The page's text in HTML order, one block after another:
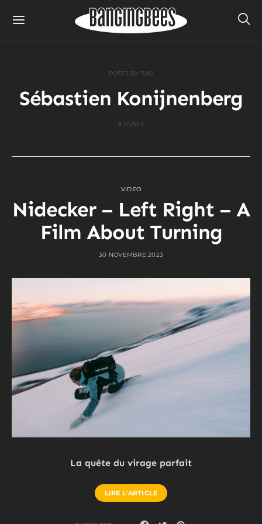
POSTS BY TAG
Sébastien Konijnenberg
3 POSTS
VIDEO
Nidecker – Left Right – A
Film About Turning
30 NOVEMBRE 2023
La quête du virage parfait
LIRE L'ARTICLE